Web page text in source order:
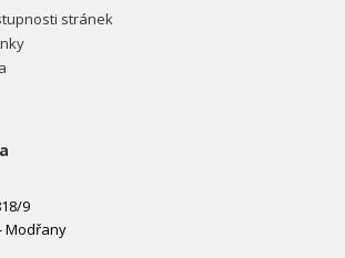
stránek
9
Modřany